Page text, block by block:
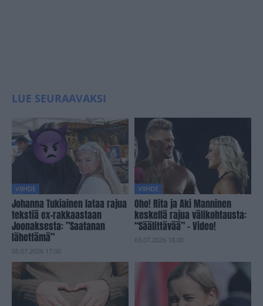
LUE SEURAAVAKSI
VIIHDE
Johanna Tukiainen lataa rajua
tekstiä ex-rakkaastaan
Joonaksesta: ”Saatanan
lähettämä”
05.07.2026 17.00
VIIHDE
Oho! Rita ja Aki Manninen
keskellä rajua välikohtausta:
“Säälittävää” – Video!
03.07.2026 18.00